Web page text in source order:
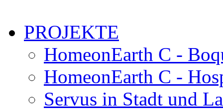
PROJEKTE
HomeonEarth C -
HomeonEarth C -
Servus in Stadt und